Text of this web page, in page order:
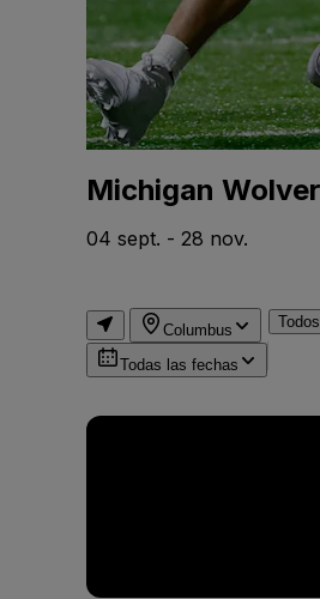
Michigan
04 sept. - 28 nov.
Columbus
Todas las fechas